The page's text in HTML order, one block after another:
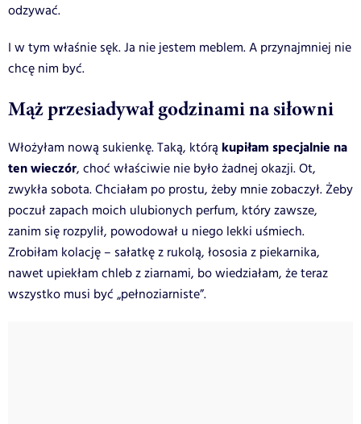
odzywać.
I w tym właśnie sęk. Ja nie jestem meblem. A przynajmniej nie
chcę nim być.
Mąż przesiadywał godzinami na siłowni
Włożyłam nową sukienkę. Taką, którą kupiłam specjalnie na
ten wieczór, choć właściwie nie było żadnej okazji. Ot,
zwykła sobota. Chciałam po prostu, żeby mnie zobaczył. Żeby
poczuł zapach moich ulubionych perfum, który zawsze,
zanim się rozpylił, powodował u niego lekki uśmiech.
Zrobiłam kolację – sałatkę z rukolą, łososia z piekarnika,
nawet upiekłam chleb z ziarnami, bo wiedziałam, że teraz
wszystko musi być „pełnoziarniste”.